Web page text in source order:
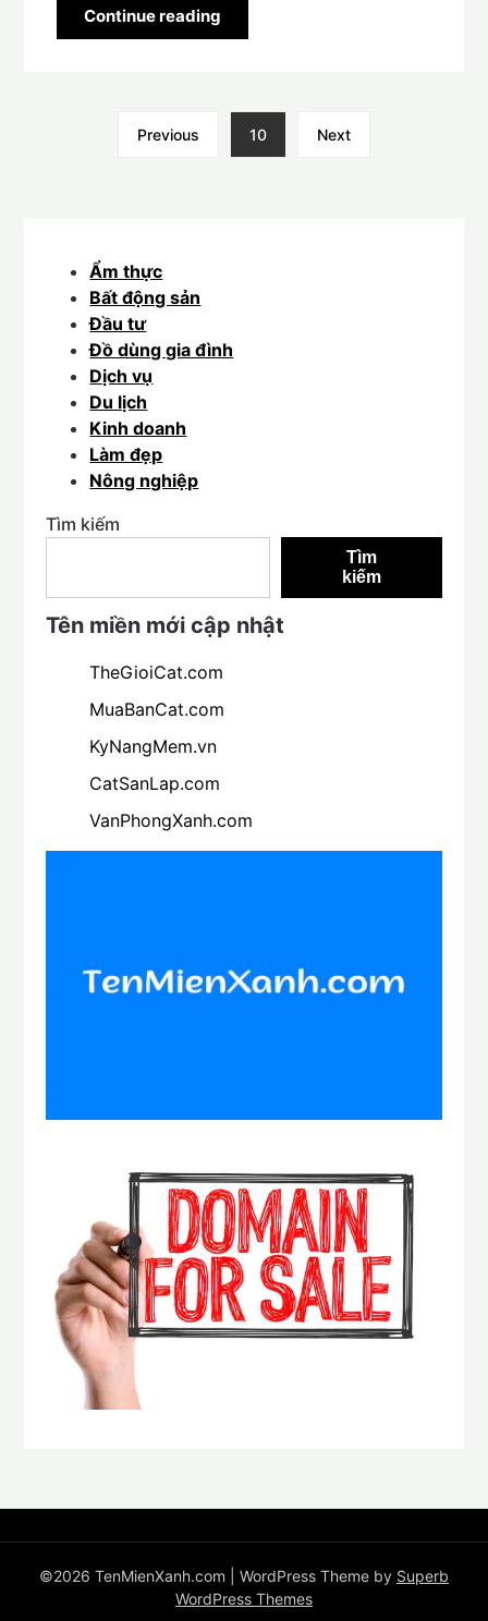
Continue reading
Previous 10 Next
Ẩm thực
Bất động sản
Đầu tư
Đồ dùng gia đình
Dịch vụ
Du lịch
Kinh doanh
Làm đẹp
Nông nghiệp
Tìm kiếm
Tìm
kiếm
Tên miền mới cập nhật
TheGioiCat.com
MuaBanCat.com
KyNangMem.vn
CatSanLap.com
VanPhongXanh.com
©2026 TenMienXanh.com | WordPress Theme by Superb
WordPress Themes